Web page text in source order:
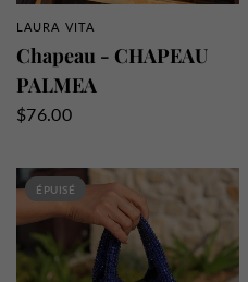
APERÇU RAPIDE
LAURA VITA
Chapeau - CHAPEAU
PALMEA
$76.00
ÉPUISÉ